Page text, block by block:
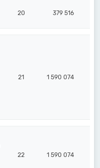
20 379 516
21 1 590 074
22 1 590 074